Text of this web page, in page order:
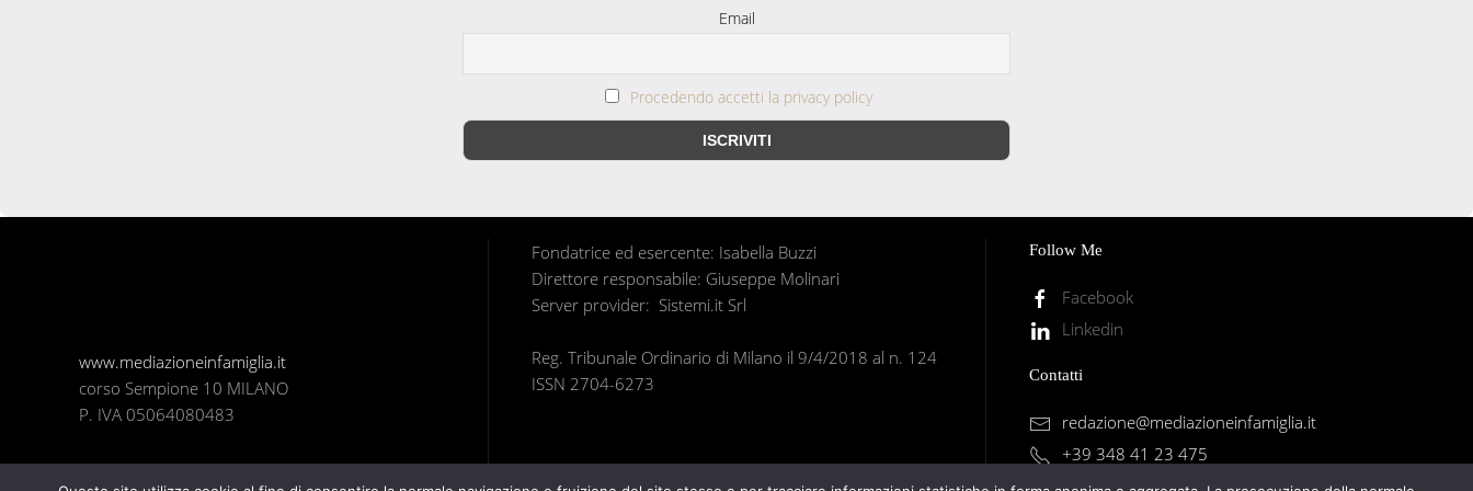
Email
Procedendo accetti la privacy policy
www.mediazioneinfamiglia.it
corso Sempione 10 MILANO
P. IVA 05064080483
Fondatrice ed esercente: Isabella Buzzi
Direttore responsabile: Giuseppe Molinari
Server provider: Sistemi.it Srl
Reg. Tribunale Ordinario di Milano il 9/4/2018 al n. 124
ISSN 2704-6273
Follow Me
Facebook
Linkedin
Contatti
redazione@mediazioneinfamiglia.it
+39 348 41 23 475